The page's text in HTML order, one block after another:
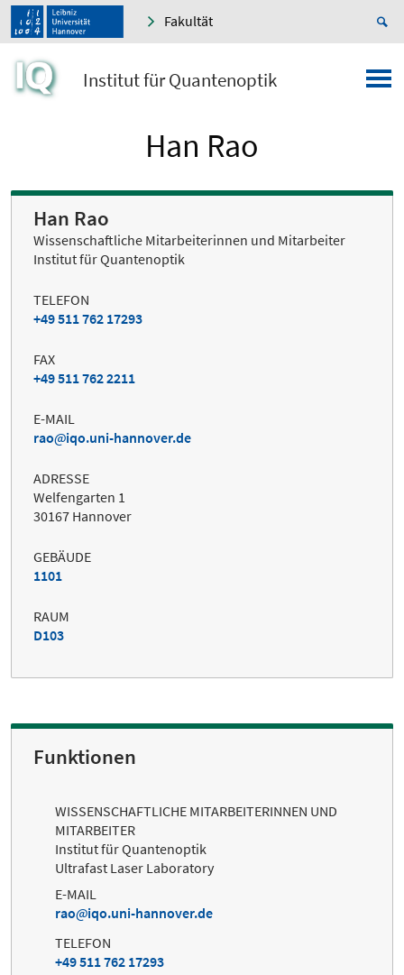
Fakultät
Institut für Quantenoptik
Han Rao
Han Rao
Wissenschaftliche Mitarbeiterinnen und Mitarbeiter
Institut für Quantenoptik
TELEFON
+49 511 762 17293
FAX
+49 511 762 2211
E-MAIL
rao
iqo.uni-hannover.de
ADRESSE
Welfengarten 1
30167 Hannover
GEBÄUDE
1101
RAUM
D103
Funktionen
WISSENSCHAFTLICHE MITARBEITERINNEN UND
MITARBEITER
Institut für Quantenoptik
Ultrafast Laser Laboratory
E-MAIL
rao
iqo.uni-hannover.de
TELEFON
+49 511 762 17293